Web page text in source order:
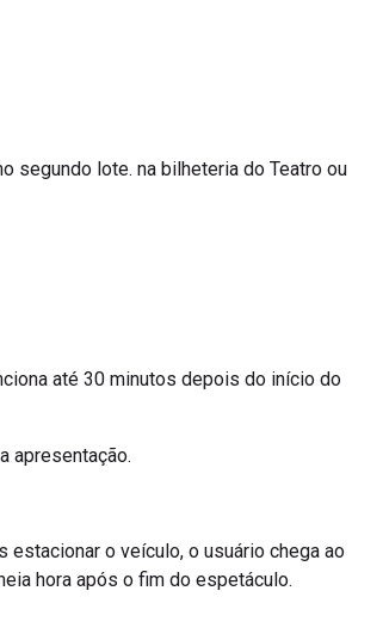
segundo lote. na bilheteria do Teatro ou
até 30 minutos depois do início do
apresentação.
estacionar o veículo, o usuário chega ao
hora após o fim do espetáculo.